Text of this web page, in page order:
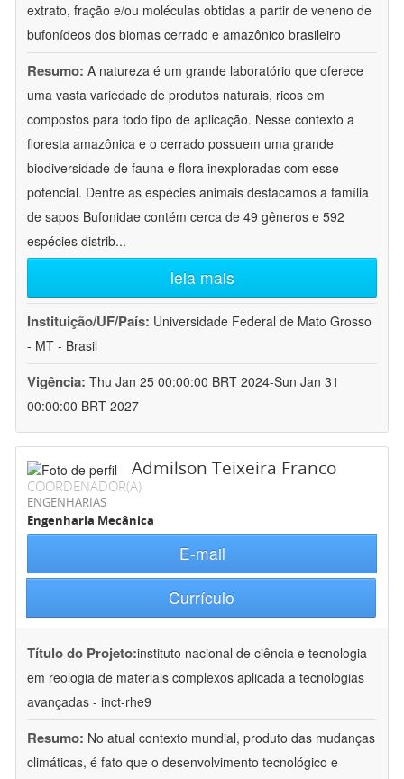
extrato, fração e/ou moléculas obtidas a partir de veneno de
bufonídeos dos biomas cerrado e amazônico brasileiro
Resumo: A natureza é um grande laboratório que oferece
uma vasta variedade de produtos naturais, ricos em
compostos para todo tipo de aplicação. Nesse contexto a
floresta amazônica e o cerrado possuem uma grande
biodiversidade de fauna e flora inexploradas com esse
potencial. Dentre as espécies animais destacamos a família
de sapos Bufonidae contém cerca de 49 gêneros e 592
espécies distrib...
leia mais
Instituição/UF/País: Universidade Federal de Mato Grosso
- MT - Brasil
Vigência: Thu Jan 25 00:00:00 BRT 2024-Sun Jan 31
00:00:00 BRT 2027
Admilson Teixeira Franco
COORDENADOR(A)
ENGENHARIAS
Engenharia Mecânica
E-mail
Currículo
Título do Projeto:instituto nacional de ciência e tecnologia
em reologia de materiais complexos aplicada a tecnologias
avançadas - inct-rhe9
Resumo: No atual contexto mundial, produto das mudanças
climáticas, é fato que o desenvolvimento tecnológico e